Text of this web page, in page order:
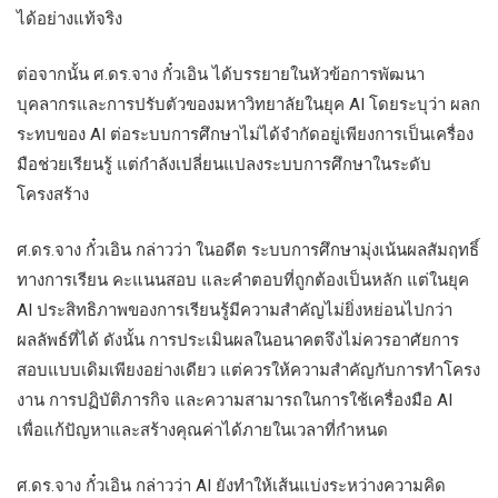
ได้อย่างแท้จริง
ต่อจากนั้น ศ.ดร.จาง กั๋วเอิน ได้บรรยายในหัวข้อการพัฒนา
บุคลากรและการปรับตัวของมหาวิทยาลัยในยุค AI โดยระบุว่า ผลก
ระทบของ AI ต่อระบบการศึกษาไม่ได้จำกัดอยู่เพียงการเป็นเครื่อง
มือช่วยเรียนรู้ แต่กำลังเปลี่ยนแปลงระบบการศึกษาในระดับ
โครงสร้าง
ศ.ดร.จาง กั๋วเอิน กล่าวว่า ในอดีต ระบบการศึกษามุ่งเน้นผลสัมฤทธิ์
ทางการเรียน คะแนนสอบ และคำตอบที่ถูกต้องเป็นหลัก แต่ในยุค
AI ประสิทธิภาพของการเรียนรู้มีความสำคัญไม่ยิ่งหย่อนไปกว่า
ผลลัพธ์ที่ได้ ดังนั้น การประเมินผลในอนาคตจึงไม่ควรอาศัยการ
สอบแบบเดิมเพียงอย่างเดียว แต่ควรให้ความสำคัญกับการทำโครง
งาน การปฏิบัติภารกิจ และความสามารถในการใช้เครื่องมือ AI
เพื่อแก้ปัญหาและสร้างคุณค่าได้ภายในเวลาที่กำหนด
ศ.ดร.จาง กั๋วเอิน กล่าวว่า AI ยังทำให้เส้นแบ่งระหว่างความคิด